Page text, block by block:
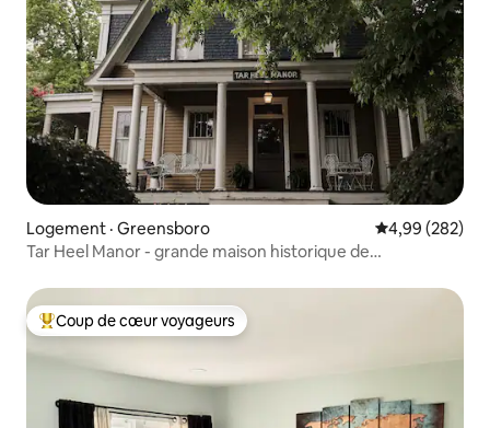
Logement · Greensboro Note
4,99 (282)
Tar Heel Manor - grande maison historique de
Coup de cœur voyageurs parmi les plus aimés
Coup de cœur voyageurs